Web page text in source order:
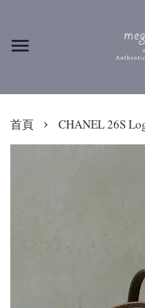
首頁 › CHANEL 26S